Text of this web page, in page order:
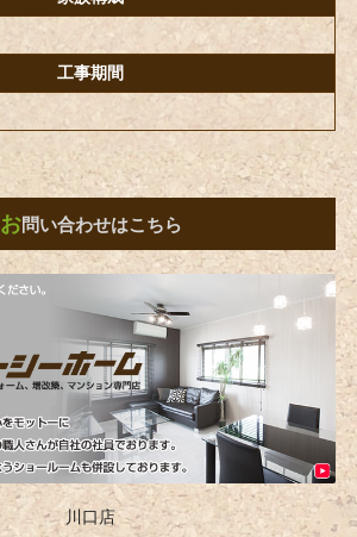
工事期間
お問い合わせはこちら
川口店